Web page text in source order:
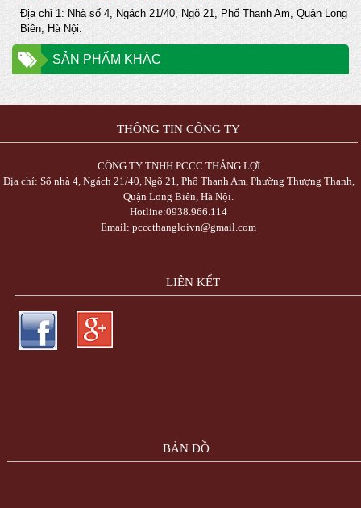
Địa chỉ 1: Nhà số 4, Ngách 21/40, Ngõ 21, Phố Thanh Am, Quận Long
Biên, Hà Nội.
SẢN PHẨM KHÁC
THÔNG TIN CÔNG TY
CÔNG TY TNHH PCCC THẮNG LỢI
Địa chỉ: Số nhà 4, Ngách 21/40, Ngõ 21, Phố Thanh Am, Phường Thượng Thanh,
Quận Long Biên, Hà Nội.
Hotline:0938.966.114
Email: pcccthangloivn@gmail.com
LIÊN KẾT
BẢN ĐỒ